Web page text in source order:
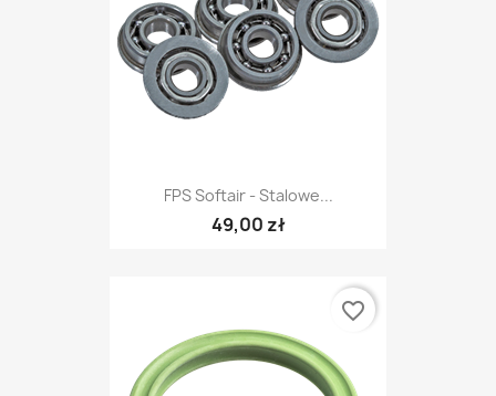
FPS Softair - Stalowe...
49,00 zł
favorite_border